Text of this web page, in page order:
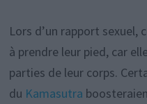
Lors d’un rapport
à prendre leur pied, car
parties de leur corps.
du Kamasutra